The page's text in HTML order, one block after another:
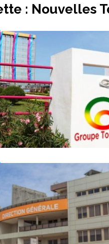
: Nouvelles